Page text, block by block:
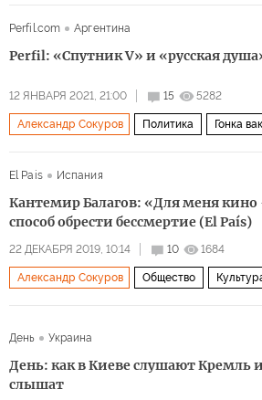
Perfil.com
Аргентина
Perfil: «Спутник V» и «русская
12 ЯНВАРЯ 2021, 21:00 15 5282
Александр Сокуров Политика Гонка
El Pais
Испания
Кантемир Балагов: «Для меня кино
способ обрести бессмертие (El País)
22 ДЕКАБРЯ 2019, 10:14 10 1684
Александр Сокуров Общество
кино Оскар
День Украина
День: как в Киеве слушают Кремль
слышат